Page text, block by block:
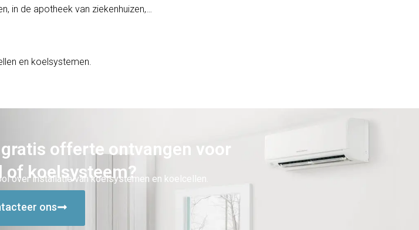
in de apotheek van ziekenhuizen,…
en koelsystemen.
offerte ontvangen voor
of koelsysteem?
over installatie van koelsystemen en koelcellen.
ons